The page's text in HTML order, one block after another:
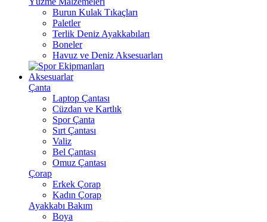
Burun Kulak Tıkaçları
Paletler
Terlik Deniz Ayakkabıları
Boneler
Havuz ve Deniz Aksesuarları
Aksesuarlar
Çanta
Laptop Çantası
Cüzdan ve Kartlık
Spor Çanta
Sırt Çantası
Valiz
Bel Çantası
Omuz Çantası
Çorap
Erkek Çorap
Kadın Çorap
Ayakkabı Bakım
Boya